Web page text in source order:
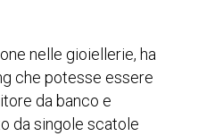
nelle gioiellerie, ha
che potesse essere
da banco e
da singole scatole